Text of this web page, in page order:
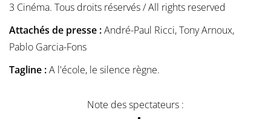
3 Cinéma. Tous droits réservés / All rights reserved
Attachés de presse :André-Paul Ricci, Tony Arnoux,
Pablo Garcia-Fons
Tagline :A l'école, le silence règne.
Note des spectateurs :